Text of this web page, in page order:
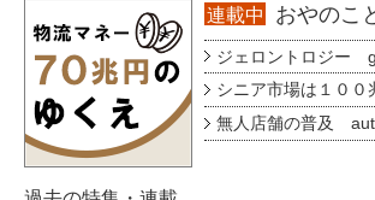
連載中 おやのこ
ジェロントロジー
シニア市場は１０
無人店舗の普及